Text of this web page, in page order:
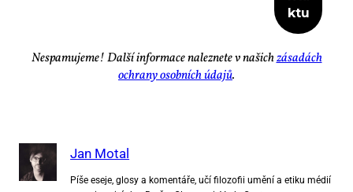
Ne­spa­mu­je­me! Dal­ší in­for­ma­ce na­lez­ne­te v na­šichzá­sa­dách
ochra­ny osob­ních úda­jů.
Jan Motal
Píše eseje, glosy a komentáře, učí filozofii umění a etiku médií